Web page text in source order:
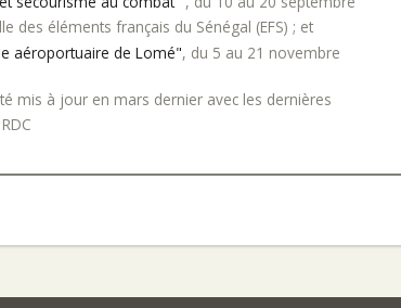
des éléments français du Sénégal (EFS) ; et
aéroportuaire de Lomé", du 5 au 21 novembre
mis à jour en mars dernier avec les dernières